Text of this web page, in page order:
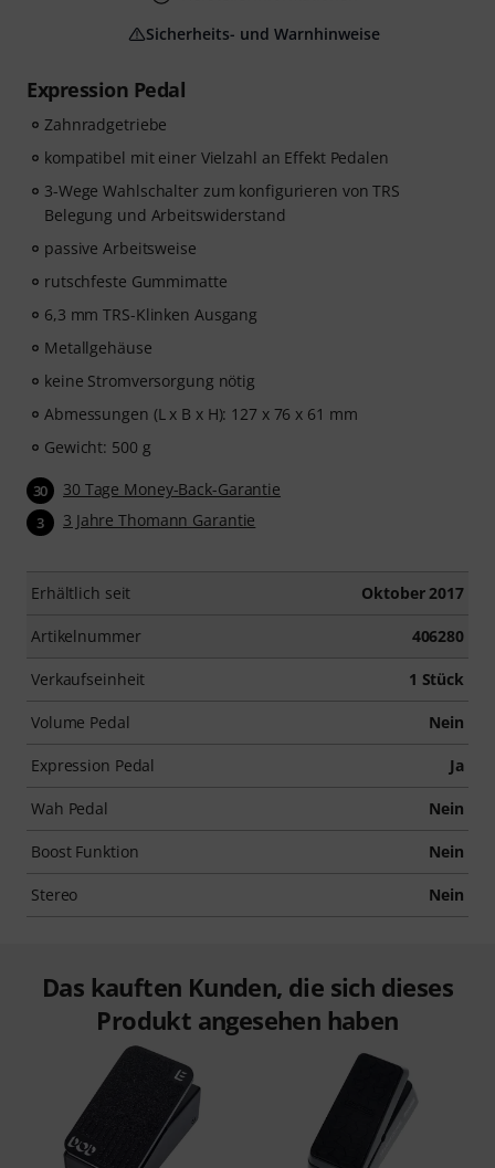
Expression Pedal
Zahnradgetriebe
kompatibel mit einer Vielzahl an Effekt Pedalen
3-Wege Wahlschalter zum konfigurieren von TRS
Belegung und Arbeitswiderstand
passive Arbeitsweise
rutschfeste Gummimatte
6,3 mm TRS-Klinken Ausgang
Metallgehäuse
keine Stromversorgung nötig
Abmessungen (L x B x H): 127 x 76 x 61 mm
Gewicht: 500 g
30 30 Tage Money-Back-Garantie
3 3 Jahre Thomann Garantie
Erhältlich seit Oktober 2017
Artikelnummer 406280
Verkaufseinheit 1 Stück
Volume Pedal Nein
Expression Pedal Ja
Wah Pedal Nein
Boost Funktion Nein
Stereo Nein
Sicherheits- und Warnhinweise
Das kauften Kunden, die sich dieses
Produkt angesehen haben